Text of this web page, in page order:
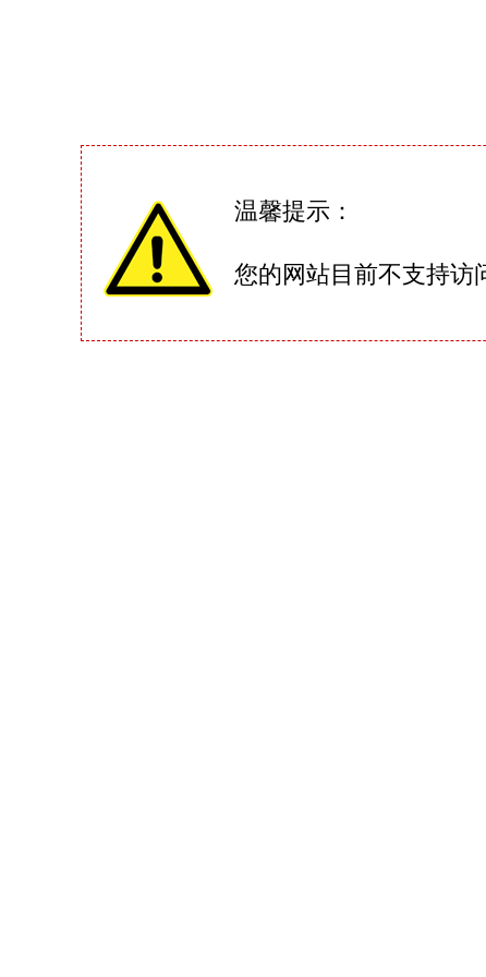
温馨提示：
您的网站目前不支持访